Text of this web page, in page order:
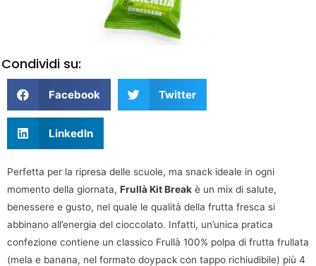
Condividi su:
Facebook Twitter
LinkedIn
Perfetta per la ripresa delle scuole, ma snack ideale in ogni
momento della giornata, Frullà Kit Break è un mix di salute,
benessere e gusto, nel quale le qualità della frutta fresca si
abbinano all’energia del cioccolato. Infatti, un’unica pratica
confezione contiene un classico Frullà 100% polpa di frutta frullata
(mela e banana, nel formato doypack con tappo richiudibile) più 4